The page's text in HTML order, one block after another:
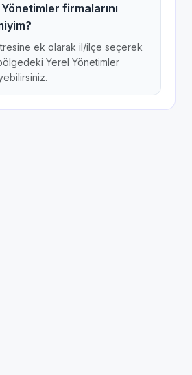
firmalarını
ek olarak il/ilçe seçerek
Yerel Yönetimler